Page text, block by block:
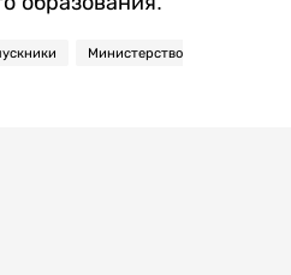
Министерство